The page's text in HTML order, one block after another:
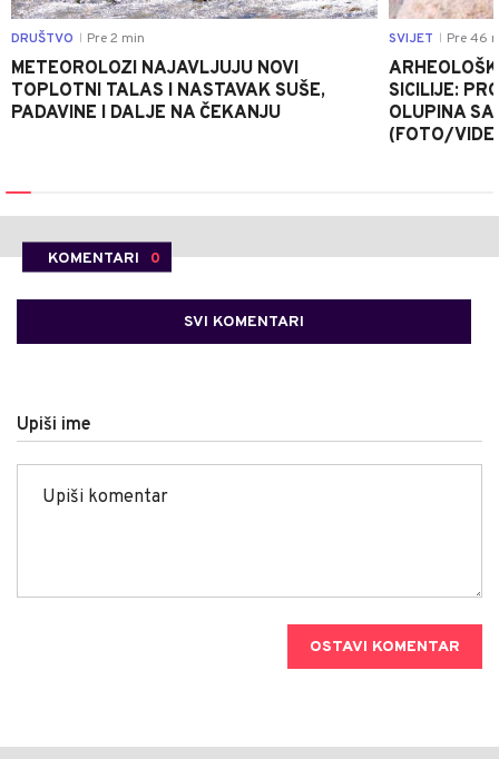
DRUŠTVO Pre 2 min
METEOROLOZI NAJAVLJUJU NOVI
TOPLOTNI TALAS I NASTAVAK SUŠE,
PADAVINE I DALJE NA ČEKANJU
SVIJET Pre 46
SICILIJE:
OLUPINA
(FOTO/
KOMENTARI 0
SVI KOMENTARI
Upiši ime
OSTAVI KOMENTAR